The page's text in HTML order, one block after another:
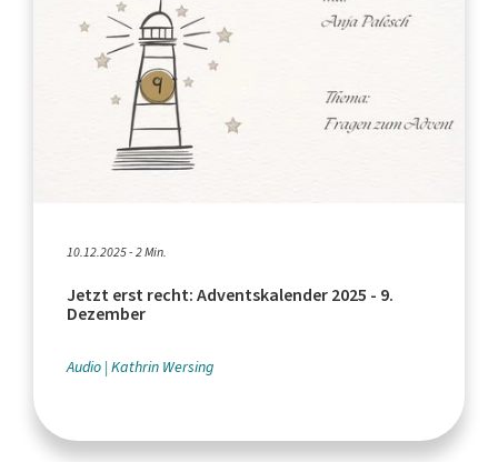
10.12.2025 - 2 Min.
Jetzt erst recht: Adventskalender 2025 - 9.
Dezember
Audio Kathrin Wersing